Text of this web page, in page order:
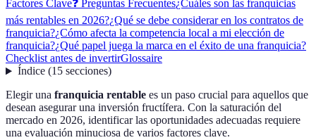
Factores Clave❓ Preguntas Frecuentes¿Cuáles son las franquicias
más rentables en 2026?¿Qué se debe considerar en los contratos de
franquicia?¿Cómo afecta la competencia local a mi elección de
franquicia?¿Qué papel juega la marca en el éxito de una franquicia?
Checklist antes de invertirGlossaire
Índice(15 secciones)
Elegir una franquicia rentable es un paso crucial para aquellos que
desean asegurar una inversión fructífera. Con la saturación del
mercado en 2026, identificar las oportunidades adecuadas requiere
una evaluación minuciosa de varios factores clave.